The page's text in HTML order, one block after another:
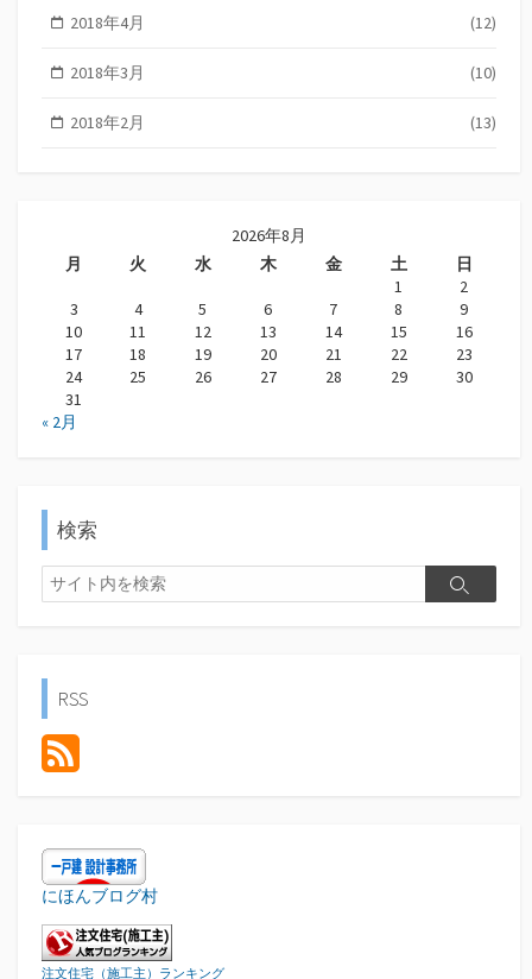
2018年4月 (12)
2018年3月 (10)
2018年2月 (13)
2026年8月
月
火 水 木 金 土 日
« 2月
1
2
3
4 5 6 7 8
9
10
11 12 13 14 15
16
17
18 19 20 21 22
23
24
25 26 27 28 29
30
31
検索
検
索
検
RSS
にほんブログ村
注文住宅（施工主）ランキング